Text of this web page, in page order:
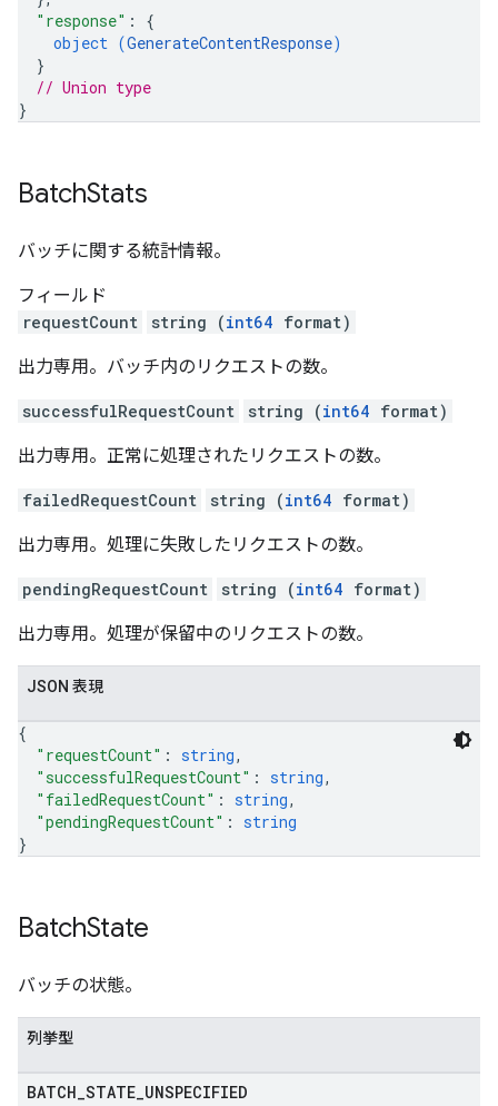
"response" : {
object (GenerateContentResponse)
}
// Union type
}
BatchStats
バッチに関する統計情報。
フィールド
requestCount
string (int64 format)
出力専用。バッチ内のリクエストの数。
successfulRequestCount string (int64 format)
出力専用。正常に処理されたリクエストの数。
failedRequestCount string (int64 format)
出力専用。処理に失敗したリクエストの数。
pendingRequestCount string (int64 format)
出力専用。処理が保留中のリクエストの数。
JSON 表現
{
"requestCount" : string,
"successfulRequestCount" : string,
"failedRequestCount" : string,
"pendingRequestCount" : string
}
BatchState
バッチの状態。
列挙型
BATCH STATE UNSPECIFIED